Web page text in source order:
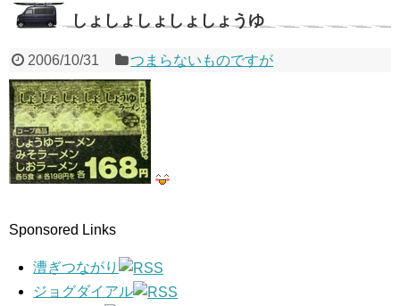
しょしょしょしょしょうゆ
2006/10/31 つまらないものですが
Sponsored Links
漕ぎつながり
ジョグダイアル